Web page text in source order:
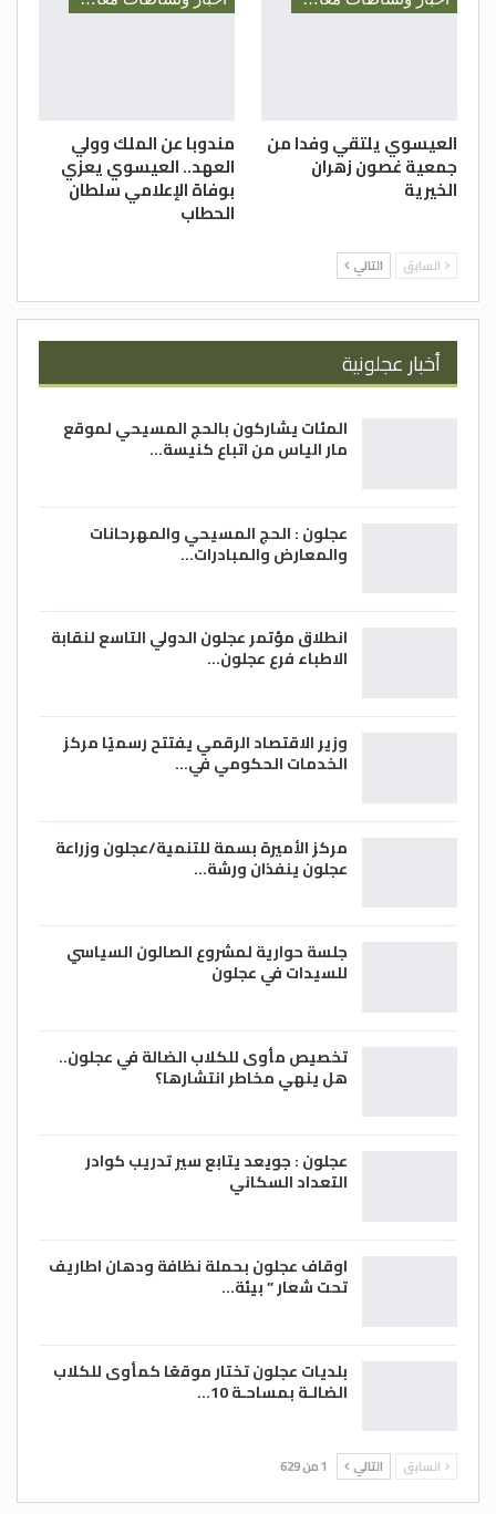
العيسوي يلتقي وفدا من
جمعية غصون زهران
الخيرية
مندوبا عن الملك وولي
العهد.. العيسوي يعزي
بوفاة الإعلامي سلطان
الحطاب
السابق التالي
أخبار عجلونية
المئات يشاركون بالحج المسيحي لموقع
مار الياس من اتباع كنيسة…
عجلون : الحج المسيحي والمهرحانات
والمعارض والمبادرات…
انطلاق مؤتمر عجلون الدولي التاسع لنقابة
الاطباء فرع عجلون…
وزير الاقتصاد الرقمي يفتتح رسميًا مركز
الخدمات الحكومي في…
مركز الأميرة بسمة للتنمية/عجلون وزراعة
عجلون ينفذان ورشة…
جلسة حوارية لمشروع الصالون السياسي
للسيدات في عجلون
تخصيص مأوى للكلاب الضالة في عجلون..
هل ينهي مخاطر انتشارها؟
عجلون : جويعد يتابع سير تدريب كوادر
التعداد السكاني
اوقاف عجلون بحملة نظافة ودهان اطاريف
تحت شعار ” بيئة…
بلديات عجلون تختار موقعًا كمأوى للكلاب
الضالـة بمساحـة 10…
السابق التالي 1 من 629